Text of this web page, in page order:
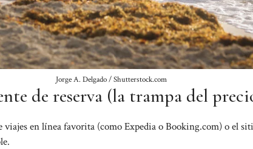
Jorge A. Delgado / Shutterstock.com
de reserva (la trampa del
viajes en línea favorita (como Expedia o Booking.com) o el